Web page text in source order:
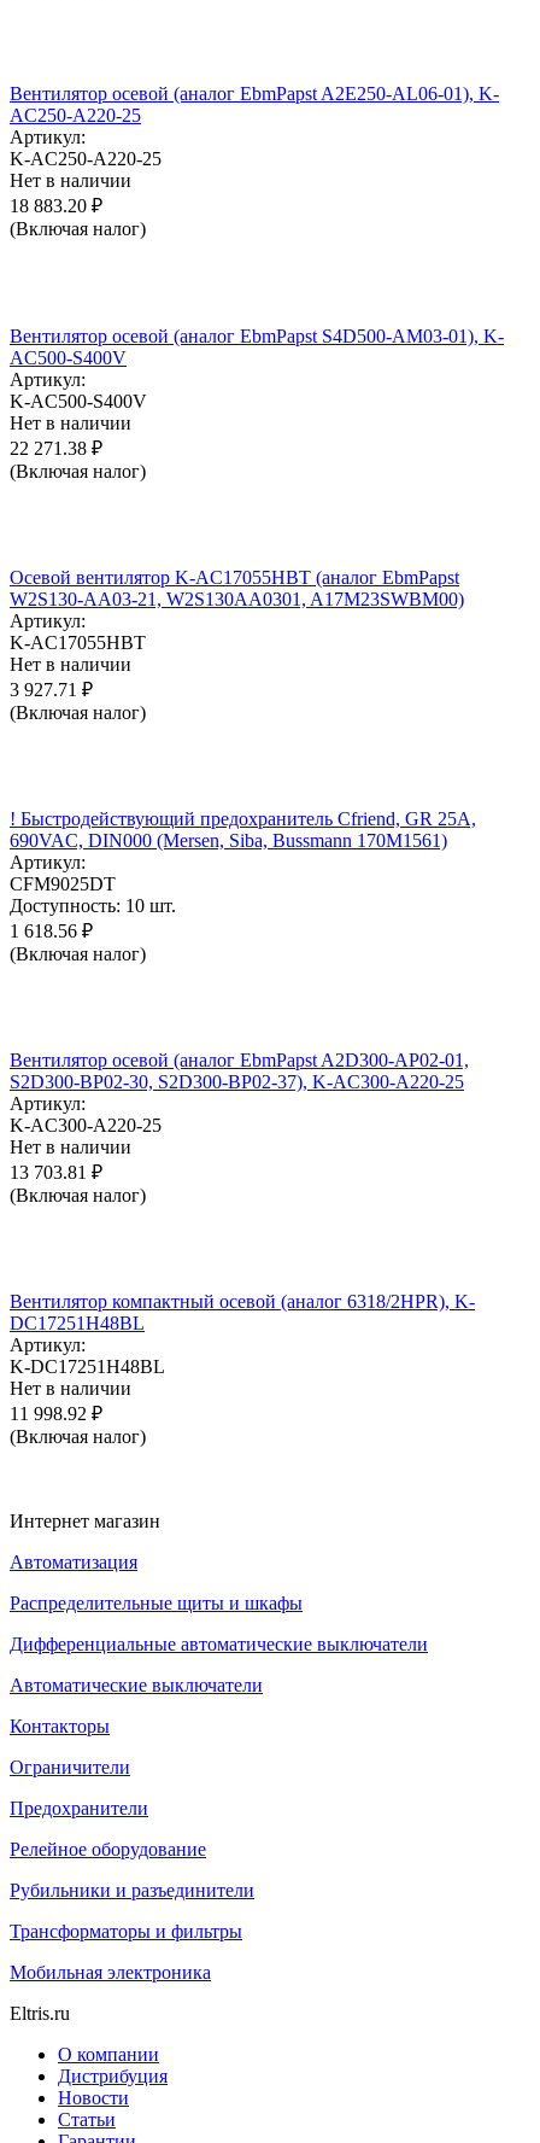
Вентилятор осевой (аналог EbmPapst A2E250-AL06-01), K-
AC250-A220-25
Артикул:
K-AC250-A220-25
Нет в наличии
18 883.20 ₽
(Включая налог)
Вентилятор осевой (аналог EbmPapst S4D500-AM03-01), K-
AC500-S400V
Артикул:
K-AC500-S400V
Нет в наличии
22 271.38 ₽
(Включая налог)
Осевой вентилятор K-AC17055HBT (аналог EbmPapst
W2S130-AA03-21, W2S130AA0301, A17M23SWBM00)
Артикул:
K-AC17055HBT
Нет в наличии
3 927.71 ₽
(Включая налог)
! Быстродействующий предохранитель Cfriend, GR 25А,
690VAC, DIN000 (Mersen, Siba, Bussmann 170M1561)
Артикул:
CFM9025DT
Доступность: 10 шт.
1 618.56 ₽
(Включая налог)
Вентилятор осевой (аналог EbmPapst A2D300-AP02-01,
S2D300-BP02-30, S2D300-BP02-37), K-AC300-A220-25
Артикул:
K-AC300-A220-25
Нет в наличии
13 703.81 ₽
(Включая налог)
Вентилятор компактный осевой (аналог 6318/2HPR), K-
DC17251H48BL
Артикул:
K-DC17251H48BL
Нет в наличии
11 998.92 ₽
(Включая налог)
Интернет магазин
Автоматизация
Распределительные щиты и шкафы
Дифференциальные автоматические выключатели
Автоматические выключатели
Контакторы
Ограничители
Предохранители
Релейное оборудование
Рубильники и разъединители
Трансформаторы и фильтры
Мобильная электроника
Eltris.ru
О компании
Дистрибуция
Новости
Статьи